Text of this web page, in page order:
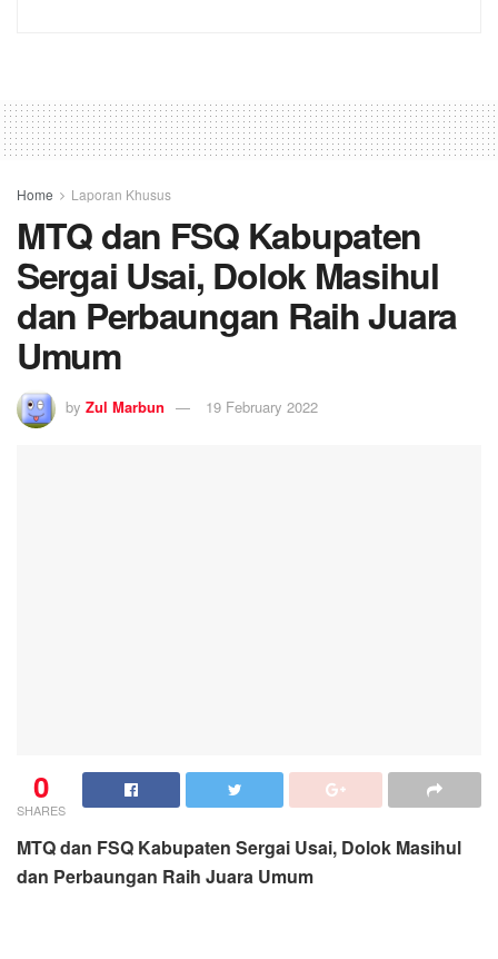
Home Laporan Khusus
MTQ dan FSQ Kabupaten
Sergai Usai, Dolok Masihul
dan Perbaungan Raih Juara
Umum
by Zul Marbun 19 February 2022
0
SHARES
MTQ dan FSQ Kabupaten Sergai Usai, Dolok Masihul
dan Perbaungan Raih Juara Umum